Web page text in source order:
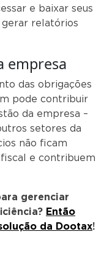
e baixar seus
relatórios
empresa
das obrigações
pode contribuir
da empresa –
setores da
não ficam
e contribuem
gerenciar
Então
da Dootax!